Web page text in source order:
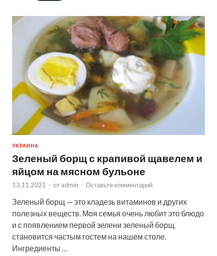
УКРАИНА
Зеленый борщ с крапивой щавелем и
яйцом на мясном бульоне
13.11.2021 - от admin - Оставьте комментарий
Зеленый борщ — это кладезь витаминов и других
полезных веществ. Моя семья очень любит это блюдо
и с появлением первой зелени зеленый борщ
становится частым гостем на нашем столе.
Ингредиенты …